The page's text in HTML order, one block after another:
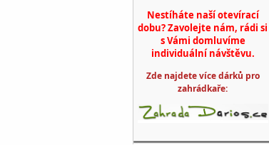
Nestíháte naší otevírací
dobu? Zavolejte nám, rádi si
s Vámi domluvíme
individuální návštěvu.
Zde najdete více dárků pro
zahrádkaře: